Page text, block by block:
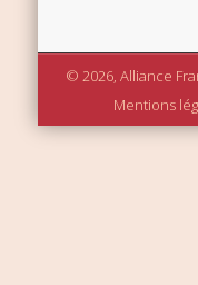
© 2026, Alliance
Mentions